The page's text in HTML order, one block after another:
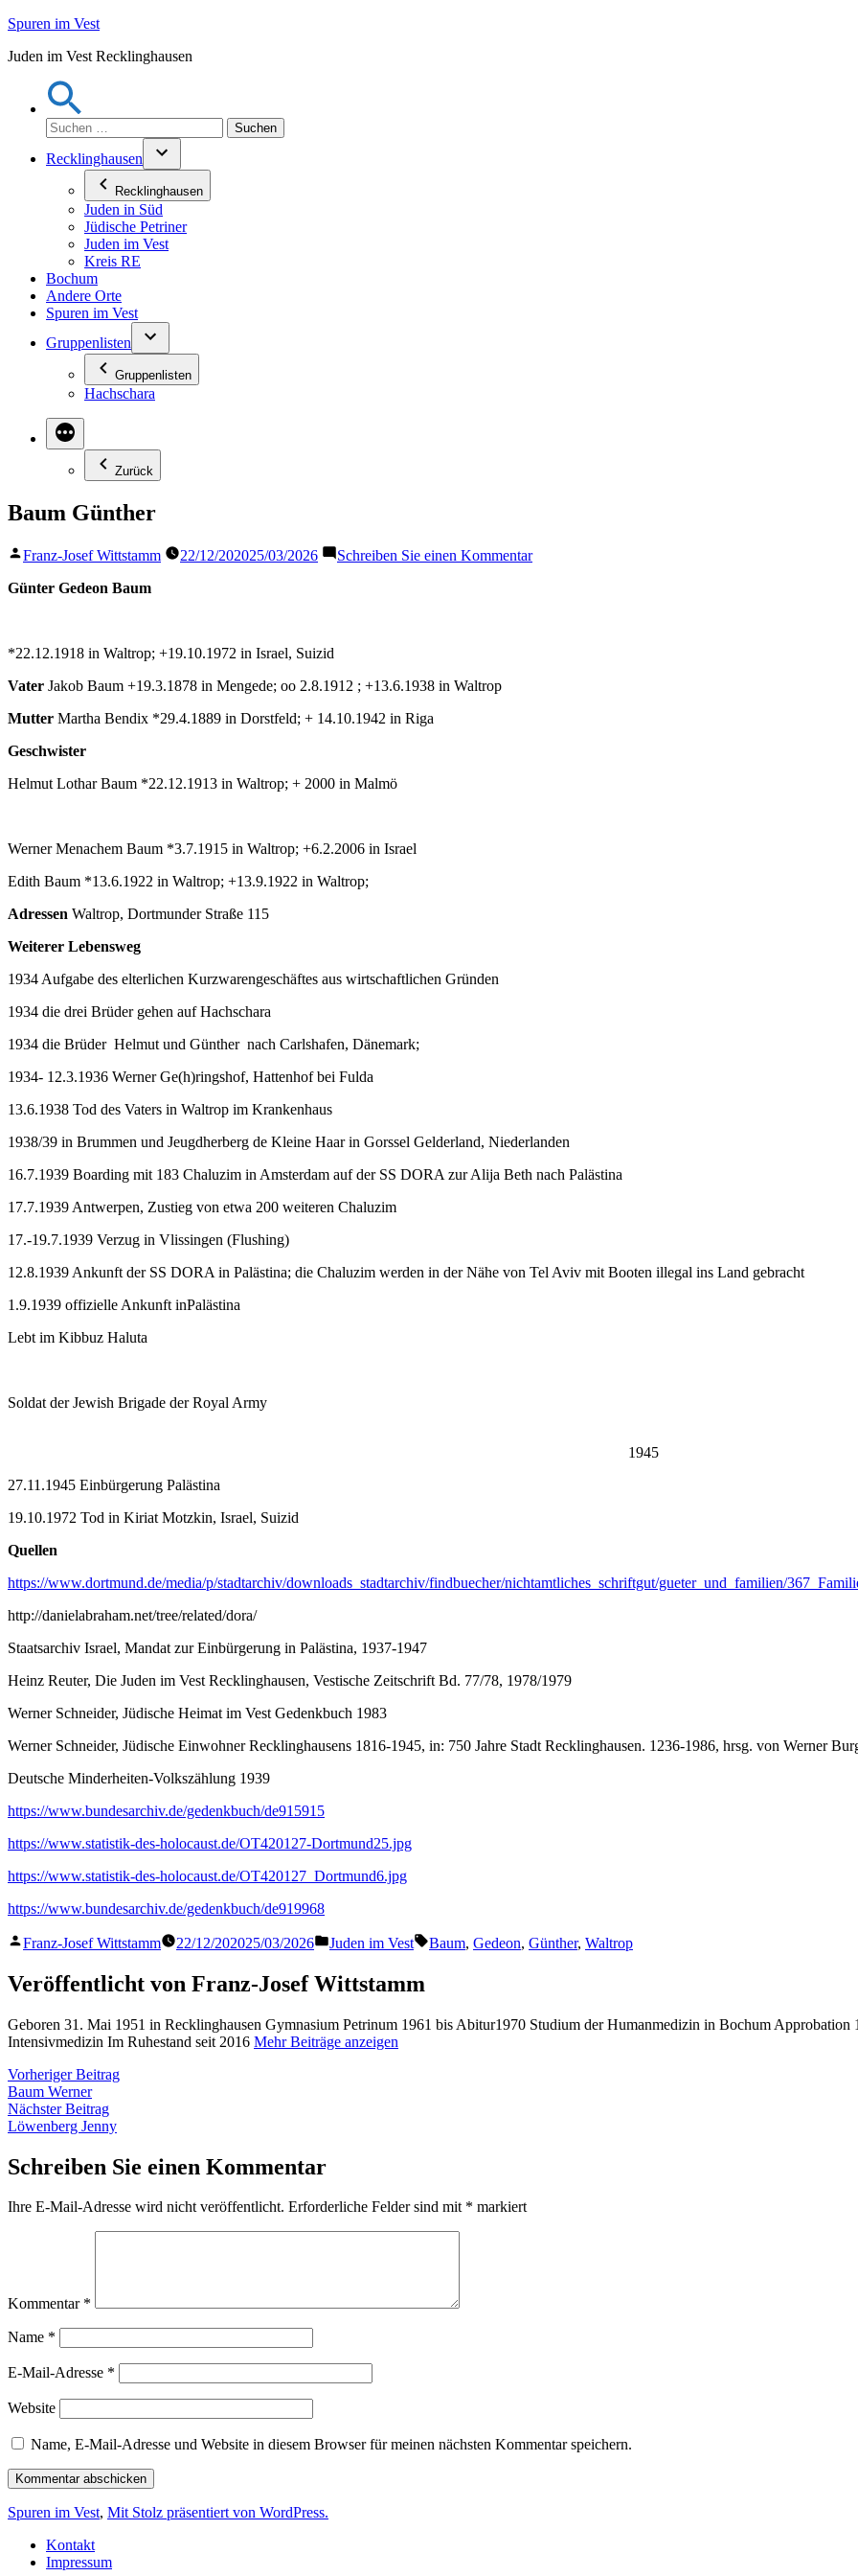
Zum
springen
Spuren im Vest
Juden im Vest Recklinghausen
Suchen
nach:
Recklinghausen
Recklinghausen
Juden in Süd
Jüdische Petriner
Juden im Vest
Kreis RE
Bochum
Andere Orte
Spuren im Vest
Gruppenlisten
Gruppenlisten
Hachschara
Zurück
Baum Günther
Veröffentlicht
Franz-Josef Wittstamm 22/12/202025/03/2026 Schreiben Sie einen Kommentarzu
Günter Gedeon Baum
*22.12.1918 in Waltrop; +19.10.1972 in Israel, Suizid
Vater Jakob Baum +19.3.1878 in Mengede; oo 2.8.1912 ; +13.6.1938 in Waltrop
Mutter Martha Bendix *29.4.1889 in Dorstfeld; + 14.10.1942 in Riga
Geschwister
Helmut Lothar Baum *22.12.1913 in Waltrop; + 2000 in Malmö
Werner Menachem Baum *3.7.1915 in Waltrop; +6.2.2006 in Israel
Edith Baum *13.6.1922 in Waltrop; +13.9.1922 in Waltrop;
Adressen Waltrop, Dortmunder Straße 115
Weiterer Lebensweg
1934 Aufgabe des elterlichen Kurzwarengeschäftes aus wirtschaftlichen Gründen
1934 die drei Brüder gehen auf Hachschara
1934 die Brüder Helmut und Günther nach Carlshafen, Dänemark;
1934- 12.3.1936 Werner Ge(h)ringshof, Hattenhof bei Fulda
13.6.1938 Tod des Vaters in Waltrop im Krankenhaus
1938/39 in Brummen und Jeugdherberg de Kleine Haar in Gorssel Gelderland, Niederlanden
16.7.1939 Boarding mit 183 Chaluzim in Amsterdam auf der SS DORA zur Alija Beth nach Palästina
17.7.1939 Antwerpen, Zustieg von etwa 200 weiteren Chaluzim
17.-19.7.1939 Verzug in Vlissingen (Flushing)
12.8.1939 Ankunft der SS DORA in Palästina; die Chaluzim werden in der Nähe von Tel Aviv mit Booten illegal ins Land gebracht
1.9.1939 offizielle Ankunft inPalästina
Lebt im Kibbuz Haluta
Soldat der Jewish Brigade der Royal Army
1945
27.11.1945 Einbürgerung Palästina
19.10.1972 Tod in Kiriat Motzkin, Israel, Suizid
Quellen
https://www.dortmund.de/media/p/stadtarchiv/downloads_stadtarchiv/findbuecher/nichtamtliches_schriftgut/gueter_und_familien/
http://danielabraham.net/tree/related/dora/
Staatsarchiv Israel, Mandat zur Einbürgerung in Palästina, 1937-1947
Heinz Reuter, Die Juden im Vest Recklinghausen, Vestische Zeitschrift Bd. 77/78, 1978/1979
Werner Schneider, Jüdische Heimat im Vest Gedenkbuch 1983
Werner Schneider, Jüdische Einwohner Recklinghausens 1816-1945, in: 750 Jahre Stadt Recklinghausen. 1236-1986, hrsg. von Werner
Deutsche Minderheiten-Volkszählung 1939
https://www.bundesarchiv.de/gedenkbuch/de915915
https://www.statistik-des-holocaust.de/OT420127-Dortmund25.jpg
https://www.statistik-des-holocaust.de/OT420127_Dortmund6.jpg
https://www.bundesarchiv.de/gedenkbuch/de919968
Veröffentlicht
Franz-Josef Wittstamm 22/12/202025/03/2026
Veröffentlicht
Juden im Vest Schlagwörter:
Baum, Gedeon, Günther, Waltrop
Veröffentlicht von Franz-Josef Wittstamm
Geboren 31. Mai 1951 in Recklinghausen Gymnasium Petrinum 1961 bis Abitur1970 Studium der Humanmedizin in Bochum
Intensivmedizin Im Ruhestand seit 2016 Mehr Beiträge anzeigen
Beitragsnavigation
Vorheriger BeitragVorheriger
Baum Werner
Nächster BeitragNächster
Beitrag:
Löwenberg Jenny
Schreiben Sie einen Kommentar
Ihre E-Mail-Adresse wird nicht veröffentlicht. Erforderliche Felder sind mit * markiert
Kommentar *
Name *
E-Mail-Adresse *
Website
Name, E-Mail-Adresse und Website in diesem Browser für meinen nächsten Kommentar speichern.
Spuren im Vest, Mit Stolz präsentiert von WordPress.
Kontakt
Impressum